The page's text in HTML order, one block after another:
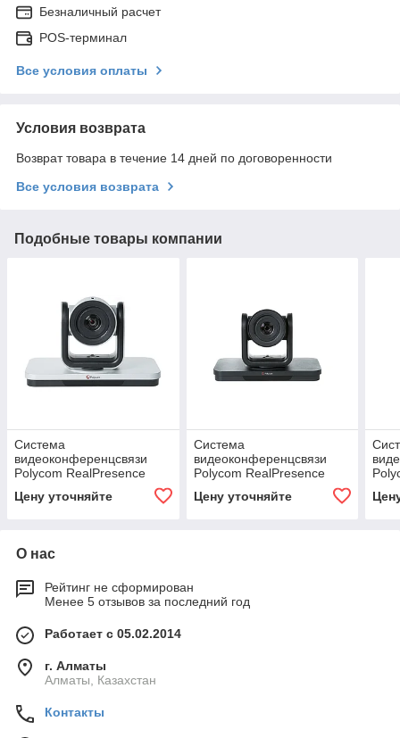
Безналичный расчет
POS-терминал
Все условия оплаты
Условия возврата
Возврат товара в течение 14 дней по договоренности
Все условия возврата
Подобные товары компании
Система
видеоконференцсвязи
Polycom RealPresence
EagleEyeIV-12x Сamera
Цену уточняйте
Система
видеоконференцсвязи
Polycom RealPresence
EagleEyeIV-4x Camera
Цену уточняйте
О нас
Рейтинг не сформирован
Менее 5 отзывов за последний год
Работает с 05.02.2014
г. Алматы
Алматы, Казахстан
Контакты